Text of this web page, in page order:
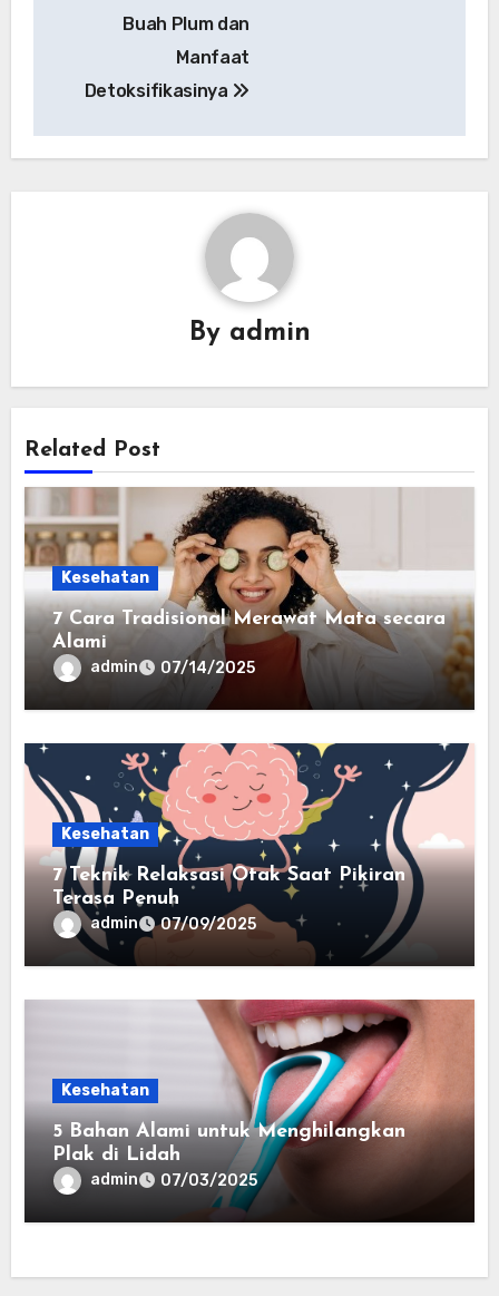
Buah Plum dan
Manfaat
Detoksifikasinya
By admin
Related Post
Kesehatan
7 Cara Tradisional Merawat Mata secara
Alami
admin 07/14/2025
Kesehatan
7 Teknik Relaksasi Otak Saat Pikiran
Terasa Penuh
admin 07/09/2025
Kesehatan
5 Bahan Alami untuk Menghilangkan
Plak di Lidah
admin 07/03/2025